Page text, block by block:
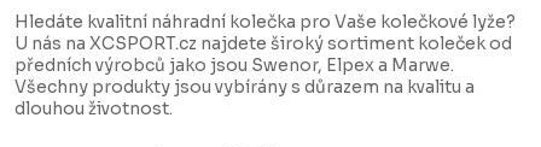
Hledáte kvalitní náhradní kolečka pro Vaše kolečkové lyže?
U nás na XCSPORT.cz najdete široký sortiment koleček od
předních výrobců jako jsou Swenor, Elpex a Marwe.
Všechny produkty jsou vybírány s důrazem na kvalitu a
dlouhou životnost.